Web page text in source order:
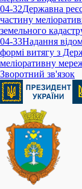
04-32Державна
частину
земельного
04-33Надання
формі витягу з
меліоративну
Зворотний зв'язок